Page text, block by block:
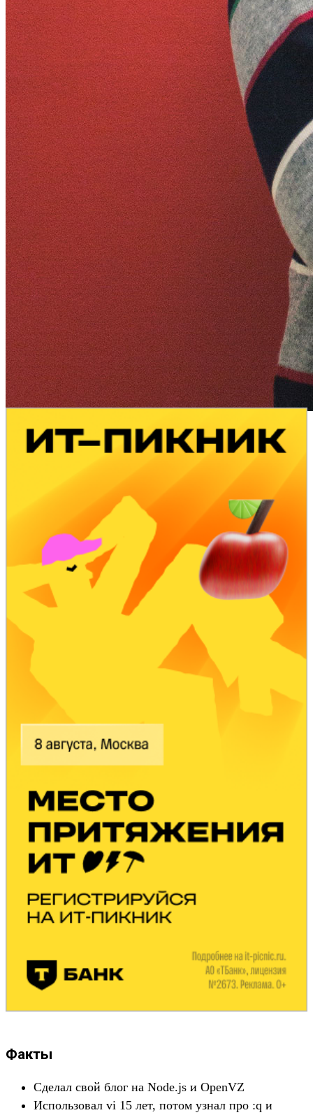
Факты
Cделал свой блог на Node.js и OpenVZ
Использовал vi 15 лет, потом узнал про :q и